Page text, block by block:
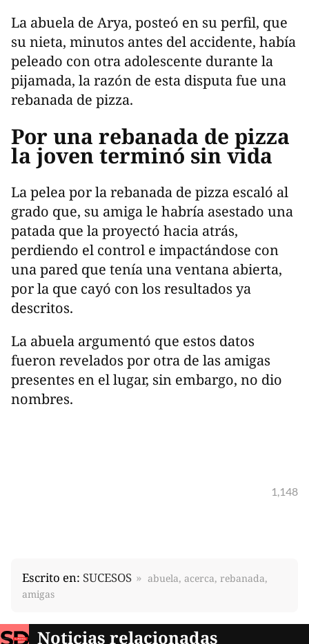
La abuela de Arya, posteó en su perfil, que
su nieta, minutos antes del accidente, había
peleado con otra adolescente durante la
pijamada, la razón de esta disputa fue una
rebanada de pizza.
Por una rebanada de pizza
la joven terminó sin vida
La pelea por la rebanada de pizza escaló al
grado que, su amiga le habría asestado una
patada que la proyectó hacia atrás,
perdiendo el control e impactándose con
una pared que tenía una ventana abierta,
por la que cayó con los resultados ya
descritos.
La abuela argumentó que estos datos
fueron revelados por otra de las amigas
presentes en el lugar, sin embargo, no dio
nombres.
1,148
Escrito en: SUCESOS
abuela, acerca, rebanada,
amigas
Noticias relacionadas